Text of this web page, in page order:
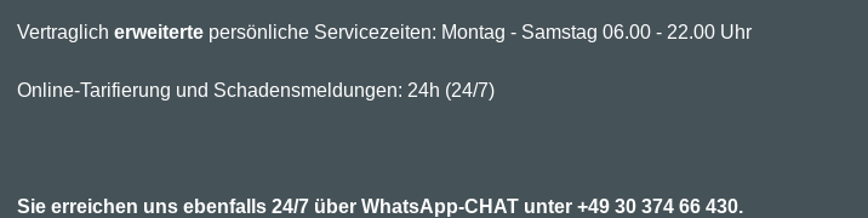
Vertraglich erweitertepersönliche Servicezeiten: Montag - Samstag 06.00 - 22.00 Uhr
Online-Tarifierung und Schadensmeldungen: 24h (24/7)
Sie erreichen uns ebenfalls 24/7 über WhatsApp-CHAT unter +49 30 374 66 430.